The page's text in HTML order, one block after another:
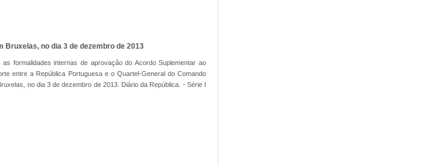
no dia 3 de dezembro de 2013
formalidades internas de aprovação do Acordo Suplementar ao
entre a República Portuguesa e o Quartel-General do Comando
no dia 3 de dezembro de 2013. Diário da República. - Série I